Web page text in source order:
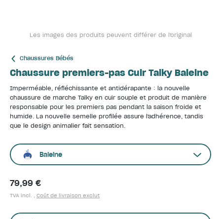
Les images des produits peuvent différer de l'original
Chaussures Bébés
Chaussure premiers-pas Cuir Talky Baleine
Imperméable, réfléchissante et antidérapante : la nouvelle
chaussure de marche Talky en cuir souple et produit de manière
responsable pour les premiers pas pendant la saison froide et
humide. La nouvelle semelle profilée assure l'adhérence, tandis
que le design animalier fait sensation.
Baleine
79,99 €
TVA incl. , Coût de livraison exclut